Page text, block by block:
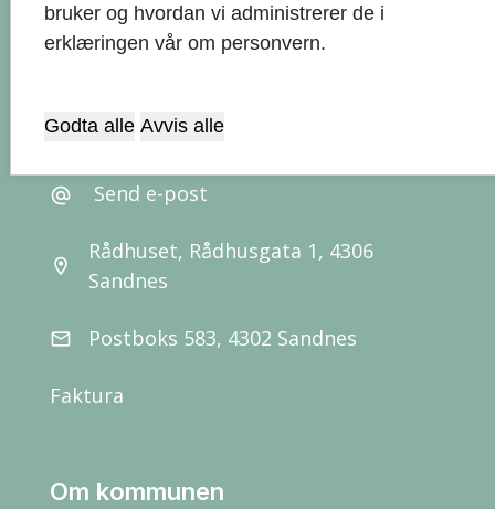
call 51 33 50 00
alternate_email Send e-post
location_on
Rådhuset, Rådhusgata 1, 4306
Sandnes
email Postboks 583, 4302 Sandnes
Faktura
Om kommunen
bruker og hvordan vi administrerer de i
erklæringen vår om personvern.
Godta alle Avvis alle